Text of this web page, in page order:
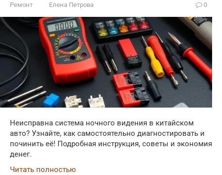
Ремонт Елена Петрова 0
Неисправна система ночного видения в китайском
авто? Узнайте, как самостоятельно диагностировать и
починить её! Подробная инструкция, советы и экономия
денег.
Читать полностью